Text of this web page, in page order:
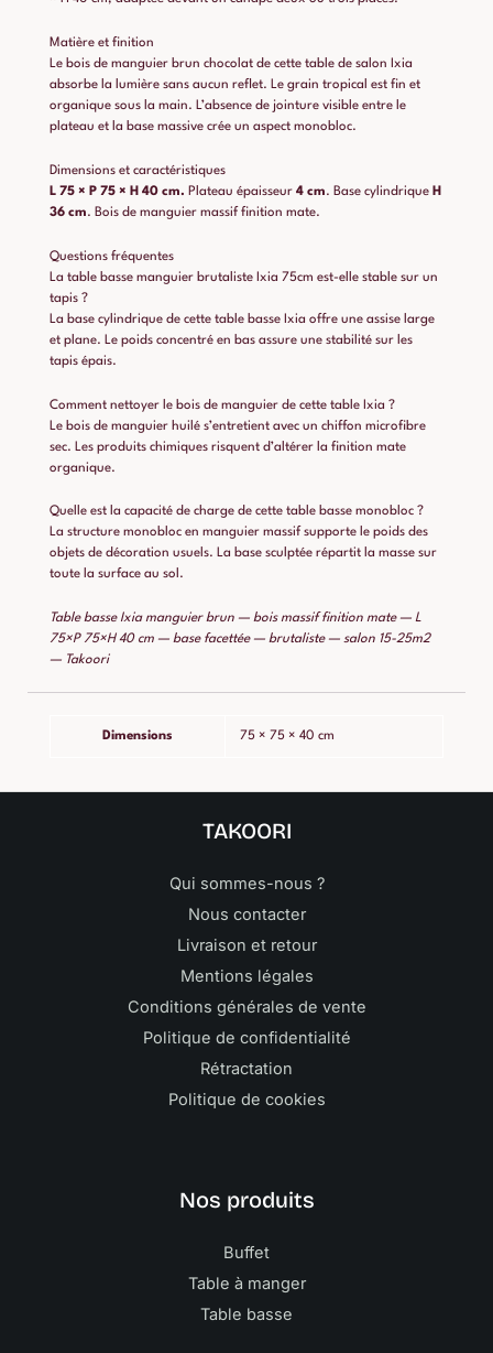
Matière et finition
Le bois de manguier brun chocolat de cette table de salon Ixia
absorbe la lumière sans aucun reflet. Le grain tropical est fin et
organique sous la main. L’absence de jointure visible entre le
plateau et la base massive crée un aspect monobloc.
Dimensions et caractéristiques
L 75 × P 75 × H 40 cm. Plateau épaisseur 4 cm. Base cylindrique H
36 cm. Bois de manguier massif finition mate.
Questions fréquentes
La table basse manguier brutaliste Ixia 75cm est-elle stable sur un
tapis ?
La base cylindrique de cette table basse Ixia offre une assise large
et plane. Le poids concentré en bas assure une stabilité sur les
tapis épais.
Comment nettoyer le bois de manguier de cette table Ixia ?
Le bois de manguier huilé s’entretient avec un chiffon microfibre
sec. Les produits chimiques risquent d’altérer la finition mate
organique.
Quelle est la capacité de charge de cette table basse monobloc ?
La structure monobloc en manguier massif supporte le poids des
objets de décoration usuels. La base sculptée répartit la masse sur
toute la surface au sol.
Table basse Ixia manguier brun — bois massif finition mate — L
75×P 75×H 40 cm — base facettée — brutaliste — salon 15-25m2
— Takoori
Dimensions 75 × 75 × 40 cm
TAKOORI
Qui sommes-nous ?
Nous contacter
Livraison et retour
Mentions légales
Conditions générales de vente
Politique de confidentialité
Rétractation
Politique de cookies
Nos produits
Buffet
Table à manger
Table basse